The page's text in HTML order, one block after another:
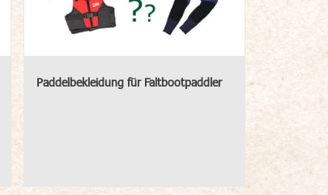
Paddelbekleidung für Faltbootpaddler